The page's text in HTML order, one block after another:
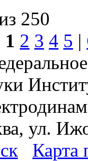
250
1 2 3 4 5 |
ул.
Карта